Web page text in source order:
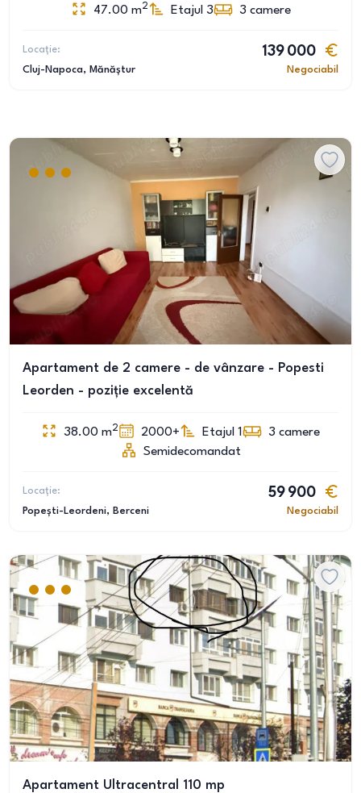
47.00 m2 Etajul 3 3 camere
Locație:
Cluj-Napoca, Mănăștur
139 000
Negociabil
Apartament de 2 camere - de vânzare - Popesti
Leorden - poziție excelentă
38.00 m2 2000+ Etajul 1 3 camere
Semidecomandat
Locație:
Popești-Leordeni, Berceni
59 900
Negociabil
Apartament Ultracentral 110 mp